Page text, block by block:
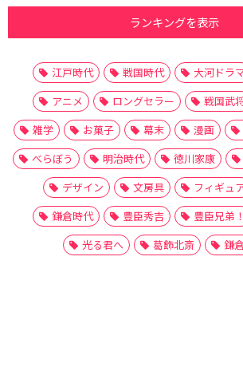
ランキングを表示
江戸時代 戦国時代 大河ドラ
アニメ
ロングセラー 戦国武
雑学
お菓子 幕末 漫画
べらぼう
明治時代 徳川家康
デザイン
文房具 フィギュ
鎌倉時代
豊臣秀吉 豊臣兄弟！
光る君へ
葛飾北斎 鎌